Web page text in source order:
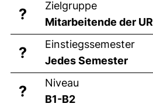
?
Zielgruppe
Mitarbeitende der UR
?
Einstiegssemester
Jedes Semester
?
Niveau
B1-B2